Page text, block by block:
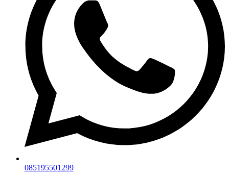
085195501299